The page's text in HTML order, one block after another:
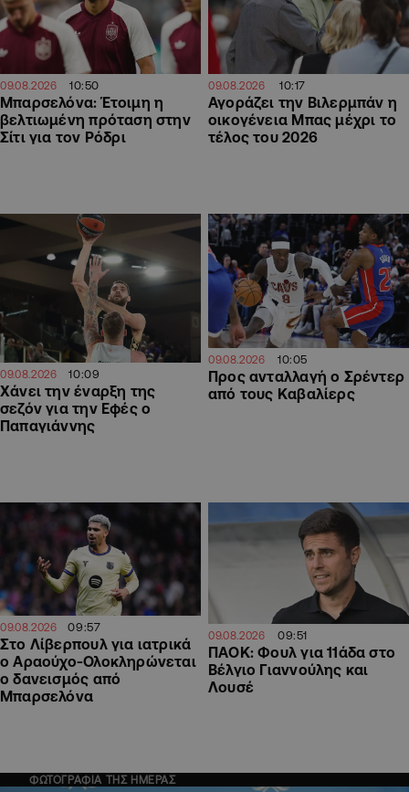
09.08.2026 10:50
Μπαρσελόνα: Έτοιμη η
βελτιωμένη πρόταση στην
Σίτι για τον Ρόδρι
09.08.2026 10:17
Αγοράζει την Βιλερμπάν η
οικογένεια Μπας μέχρι το
τέλος του 2026
09.08.2026 10:09
Χάνει την έναρξη της
σεζόν για την Εφές ο
Παπαγιάννης
09.08.2026 10:05
Προς ανταλλαγή ο Σρέντερ
από τους Καβαλίερς
09.08.2026 09:57
Στο Λίβερπουλ για ιατρικά
ο Αραούχο-Ολοκληρώνεται
ο δανεισμός από
Μπαρσελόνα
09.08.2026 09:51
ΠΑΟΚ: Φουλ για 11άδα στο
Βέλγιο Γιαννούλης και
Λουσέ
ΦΩΤΟΓΡΑΦΙΑ ΤΗΣ ΗΜΕΡΑΣ